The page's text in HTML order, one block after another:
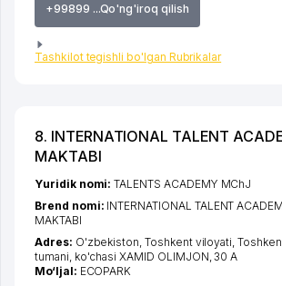
+99899 ...Qo'ng'iroq qilish
Tashkilot tegishli bo'lgan Rubrikalar
8. INTERNATIONAL TALENT
MAKTABI
Yuridik nomi:TALENTS ACADEMY MChJ
Brend nomi: INTERNATIONAL TALENT
MAKTABI
Adres: O'zbekiston,Toshkent viloyati ,
tumani ko'chasi XAMID OLIMJON , 30 А
Mo‘ljal: ECOPARK